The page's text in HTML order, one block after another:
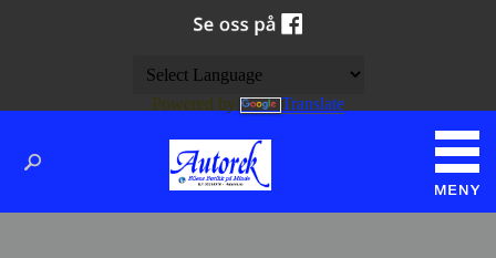
Powered by Translate